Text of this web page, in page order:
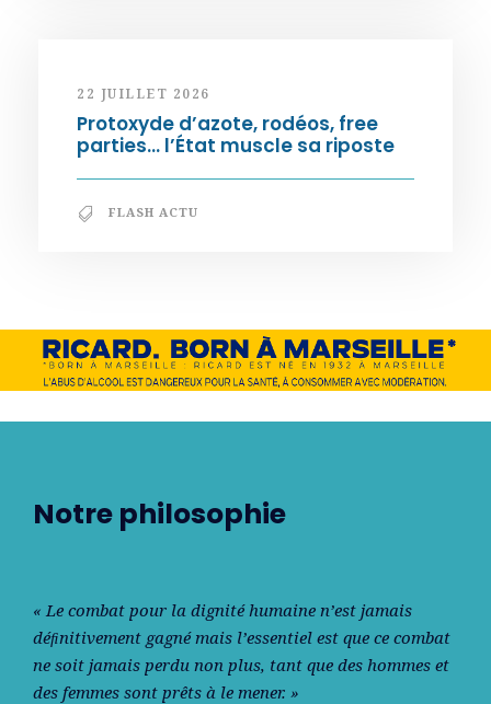
22 JUILLET 2026
Protoxyde d’azote, rodéos, free
parties… l’État muscle sa riposte
FLASH ACTU
Notre philosophie
« Le combat pour la dignité humaine n’est jamais
déﬁnitivement gagné mais l’essentiel est que ce combat
ne soit jamais perdu non plus, tant que des hommes et
des femmes sont prêts à le mener. »